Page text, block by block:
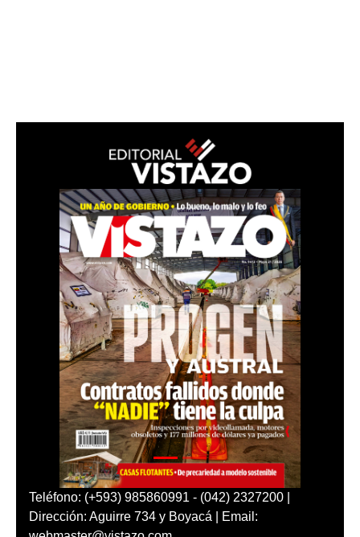
Teléfono: (+593) 985860991 - (042) 2327200 |
Dirección: Aguirre 734 y Boyacá | Email: